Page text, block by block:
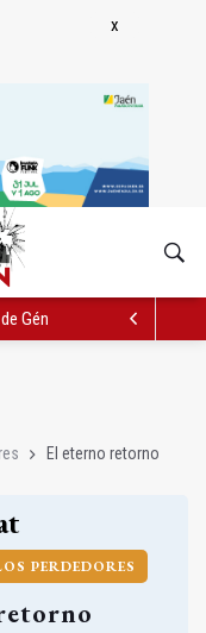
Género rechaza las
El eterno retorno
PERDEDORES